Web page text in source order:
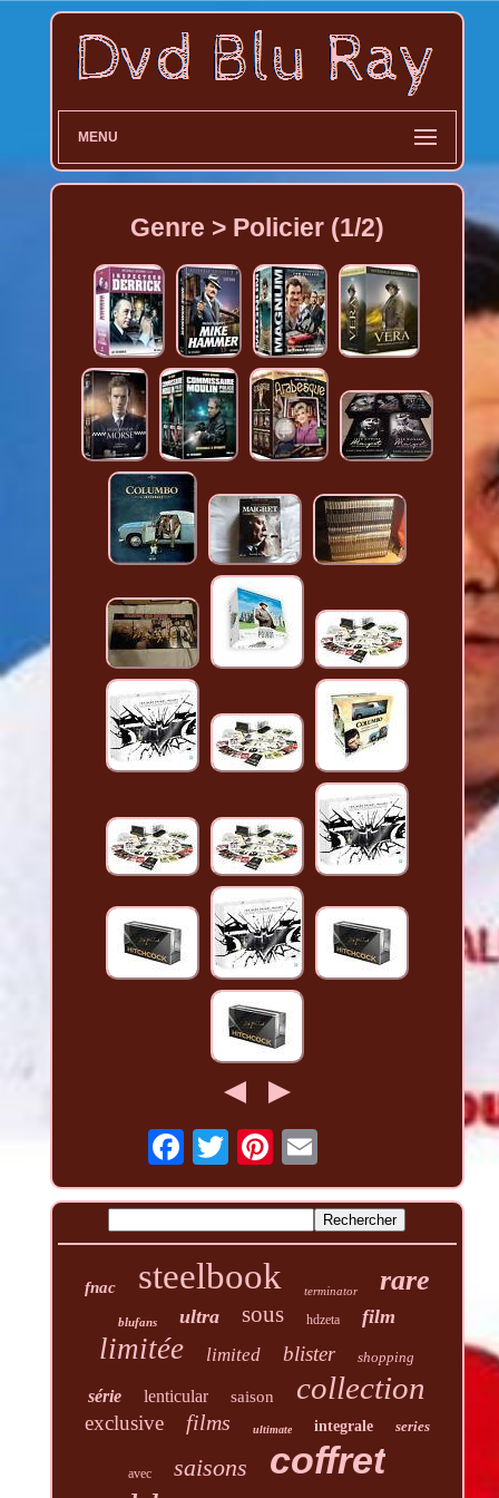
MENU
Genre > Policier (1/2)
fnac steelbook terminator rare
blufans ultra sous hdzeta film
limitée limited blister shopping
série lenticular saison collection
exclusive films ultimate integrale series
avec saisons coffret